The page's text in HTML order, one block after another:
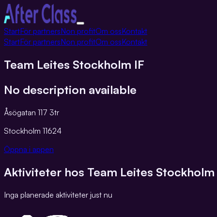
Växla
navigation
StartFör partnersNon profitOm ossKontakt
StartFör partnersNon profitOm ossKontakt
Team Leites Stockholm IF
No description available
Åsögatan 117 3tr
Stockholm 11624
Öppna i appen
Aktiviteter hos Team Leites Stockholm
Inga planerade aktiviteter just nu